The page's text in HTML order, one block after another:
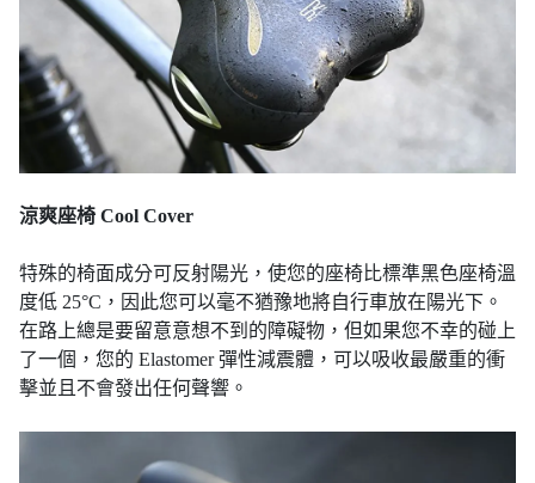
涼爽座椅 Cool Cover
特殊的椅面成分可反射陽光，使您的座椅比標準黑色座椅溫
度低 25°C，因此您可以毫不猶豫地將自行車放在陽光下。
在路上總是要留意意想不到的障礙物，但如果您不幸的碰上
了一個，您的 Elastomer 彈性減震體，可以吸收最嚴重的衝
擊並且不會發出任何聲響。